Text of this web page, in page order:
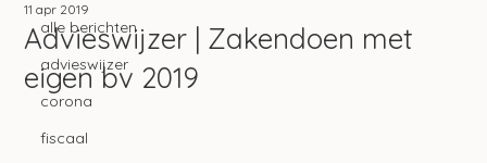
alle berichten
advieswijzer
corona
fiscaal
Advieswijzer | Zakendoen met
eigen bv 2019
11 apr 2019